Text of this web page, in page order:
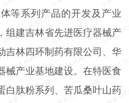
等系列产品的开发及产业
组建吉林省先进医疗器械产
吉林四环制药有限公司、华
械产业基地建设。在特医食
白肽粉系列、苦瓜桑叶山药